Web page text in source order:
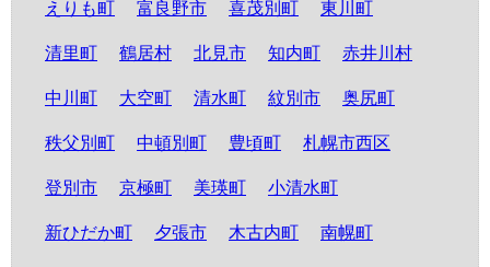
えりも町 富良野市 喜茂別町 東川町
清里町 鶴居村 北見市 知内町 赤井川村
中川町 大空町 清水町 紋別市 奥尻町
秩父別町 中頓別町 豊頃町 札幌市西区
登別市 京極町 美瑛町 小清水町
新ひだか町 夕張市 木古内町 南幌町